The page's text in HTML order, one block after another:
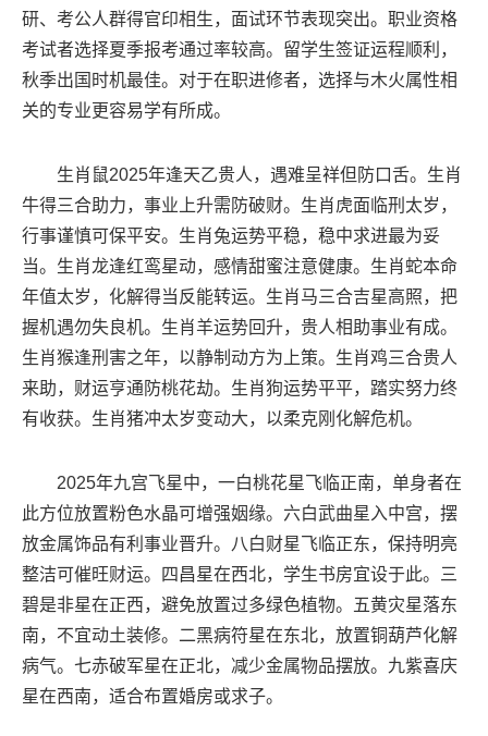
研、考公人群得官印相生，面试环节表现突出。职业资格
考试者选择夏季报考通过率较高。留学生签证运程顺利，
秋季出国时机最佳。对于在职进修者，选择与木火属性相
关的专业更容易学有所成。
生肖鼠2025年逢天乙贵人，遇难呈祥但防口舌。生肖
牛得三合助力，事业上升需防破财。生肖虎面临刑太岁，
行事谨慎可保平安。生肖兔运势平稳，稳中求进最为妥
当。生肖龙逢红鸾星动，感情甜蜜注意健康。生肖蛇本命
年值太岁，化解得当反能转运。生肖马三合吉星高照，把
握机遇勿失良机。生肖羊运势回升，贵人相助事业有成。
生肖猴逢刑害之年，以静制动方为上策。生肖鸡三合贵人
来助，财运亨通防桃花劫。生肖狗运势平平，踏实努力终
有收获。生肖猪冲太岁变动大，以柔克刚化解危机。
2025年九宫飞星中，一白桃花星飞临正南，单身者在
此方位放置粉色水晶可增强姻缘。六白武曲星入中宫，摆
放金属饰品有利事业晋升。八白财星飞临正东，保持明亮
整洁可催旺财运。四昌星在西北，学生书房宜设于此。三
碧是非星在正西，避免放置过多绿色植物。五黄灾星落东
南，不宜动土装修。二黑病符星在东北，放置铜葫芦化解
病气。七赤破军星在正北，减少金属物品摆放。九紫喜庆
星在西南，适合布置婚房或求子。